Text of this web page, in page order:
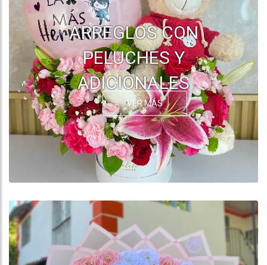
VER MÁS
ARREGLOS CON
PELUCHES Y
ADICIONALES